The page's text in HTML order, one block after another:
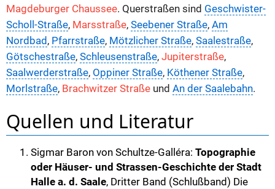
Magdeburger Chaussee. Querstraßen sind Geschwister-
Scholl-Straße, Marsstraße, Seebener Straße, Am
Nordbad , Pfarrstraße, Mötzlicher Straße, Saalestraße,
Götschestraße, Schleusenstraße, Jupiterstraße,
Saalwerderstraße, Oppiner Straße, Köthener Straße,
Morlstraße, Brachwitzer Straße und An der Saalebahn.
Quellen und Literatur
Sigmar Baron von Schultze-Galléra: Topographie
oder Häuser- und Strassen-Geschichte der Stadt
Halle a. d. Saale, Dritter Band (Schlußband) Die